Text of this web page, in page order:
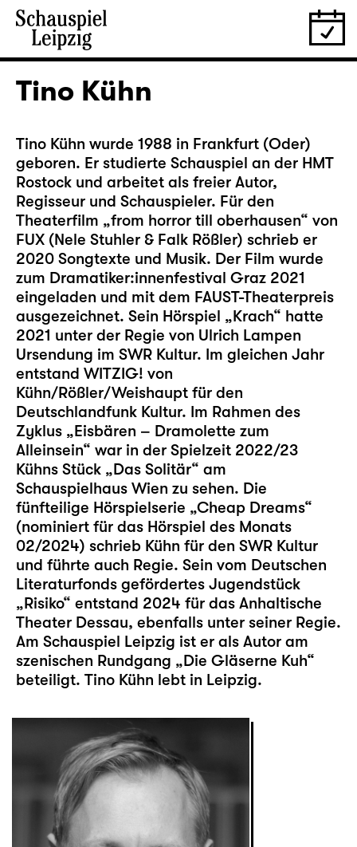
Tino Kühn
Tino Kühn wurde 1988 in Frankfurt (Oder)
geboren. Er studierte Schauspiel an der HMT
Rostock und arbeitet als freier Autor,
Regisseur und Schauspieler. Für den
Theaterfilm „from horror till oberhausen“ von
FUX (Nele Stuhler & Falk Rößler) schrieb er
2020 Songtexte und Musik. Der Film wurde
zum Dramatiker:innenfestival Graz 2021
eingeladen und mit dem FAUST-Theaterpreis
ausgezeichnet. Sein Hörspiel „Krach“ hatte
2021 unter der Regie von Ulrich Lampen
Ursendung im SWR Kultur. Im gleichen Jahr
entstand WITZIG! von
Kühn/Rößler/Weishaupt für den
Deutschlandfunk Kultur. Im Rahmen des
Zyklus „Eisbären – Dramolette zum
Alleinsein“ war in der Spielzeit 2022/23
Kühns Stück „Das Solitär“ am
Schauspielhaus Wien zu sehen. Die
fünfteilige Hörspielserie „Cheap Dreams“
(nominiert für das Hörspiel des Monats
02/2024) schrieb Kühn für den SWR Kultur
und führte auch Regie. Sein vom Deutschen
Literaturfonds gefördertes Jugendstück
„Risiko“ entstand 2024 für das Anhaltische
Theater Dessau, ebenfalls unter seiner Regie.
Am Schauspiel Leipzig ist er als Autor am
szenischen Rundgang „Die Gläserne Kuh“
beteiligt. Tino Kühn lebt in Leipzig.